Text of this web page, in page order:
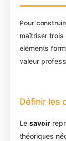
Pour
maîtriser trois
éléments
valeur
Définir les
Le savoir
théoriques